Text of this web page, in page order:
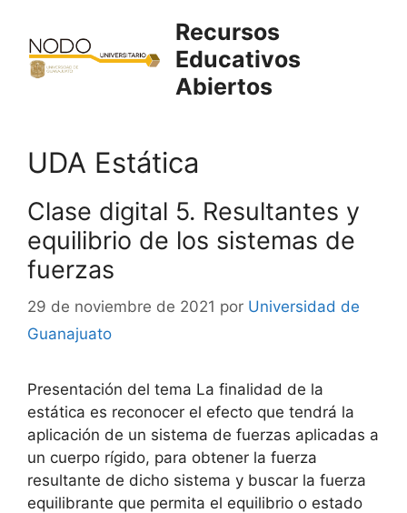
contenido
Recursos
Educativos
Abiertos
UDA Estática
Clase digital 5. Resultantes y
equilibrio de los sistemas de
fuerzas
29 de noviembre de 2021 por Universidad de
Guanajuato
Presentación del tema La finalidad de la
estática es reconocer el efecto que tendrá la
aplicación de un sistema de fuerzas aplicadas a
un cuerpo rígido, para obtener la fuerza
resultante de dicho sistema y buscar la fuerza
equilibrante que permita el equilibrio o estado